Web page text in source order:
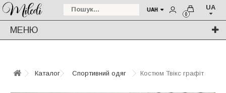
UAH UA
0
МЕНЮ
Каталог Спортивний одяг Костюм Твікс графіт